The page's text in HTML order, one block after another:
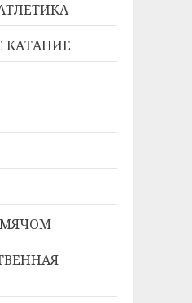
КАТАНИЕ
МЯЧОМ